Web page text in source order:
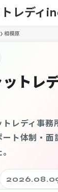
レディ
相模原
トレ
レディ事務
ト体制・面